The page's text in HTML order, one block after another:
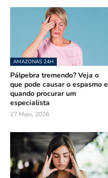
AMAZONAS 24H
Pálpebra tremendo? Veja o
que pode causar o espasmo e
quando procurar um
especialista
27 Maio, 2026